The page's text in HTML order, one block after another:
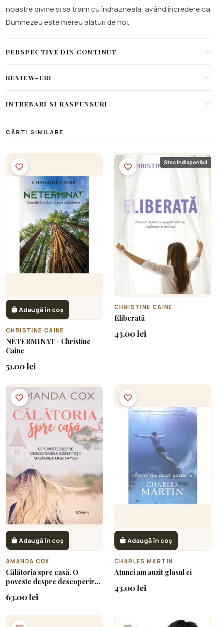
noastre divine și să trăim cu îndrăzneală, având încredere că
Dumnezeu este mereu alături de noi.
PERSPECTIVE DIN CONTINUT
REVIEW-URI
INTREBARI SI RASPUNSURI
CĂRȚI SIMILARE
Adaugă în coș
CHRISTINE CAINE
NETERMINAT - Christine
Caine
51.00 lei
Stoc indisponibil
CHRISTINE CAINE
Eliberată
43.00 lei
Adaugă în coș
AMANDA COX
Călătoria spre casă. O
poveste despre descoperirea
familii
63.00 lei
Adaugă în coș
CHARLES MARTIN
Atunci am auzit glasul ei
43.00 lei